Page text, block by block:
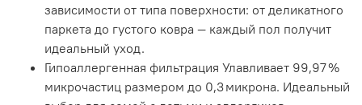
зависимости от типа поверхности: от деликатного
паркета до густого ковра — каждый пол получит
идеальный уход.
Гипоаллергенная фильтрация Улавливает 99,97 %
микрочастиц размером до 0,3 микрона. Идеальный